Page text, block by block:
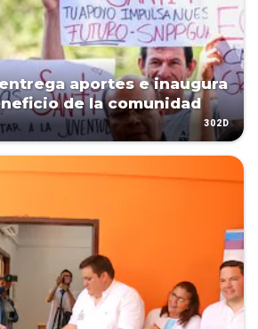
aportes e inaugura
de la comunidad
302D